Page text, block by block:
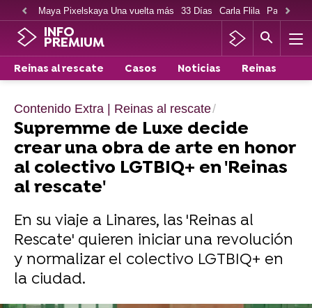
Maya Pixelskaya Una vuelta más 33 Días Carla Flila Paco
INFO
PREMIUM
Reinas al rescate Casos Noticias Reinas
Contenido Extra | Reinas al rescate
Supremme de Luxe decide
crear una obra de arte en honor
al colectivo LGTBIQ+ en 'Reinas
al rescate'
En su viaje a Linares, las 'Reinas al
Rescate' quieren iniciar una revolución
y normalizar el colectivo LGTBIQ+ en
la ciudad.